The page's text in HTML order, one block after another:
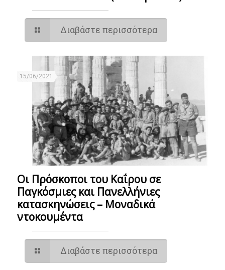
Διαβάστε περισσότερα
15/06/2021
Οι Πρόσκοποι του Καΐρου σε
Παγκόσμιες και Πανελλήνιες
κατασκηνώσεις – Mοναδικά
ντοκουμέντα
Διαβάστε περισσότερα